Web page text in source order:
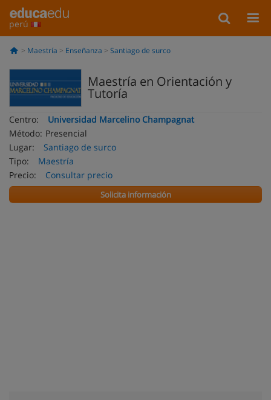
perú
Maestría Enseñanza Santiago de surco
Maestría en Orientación y
Tutoría
Centro:
Universidad Marcelino Champagnat
Método: Presencial
Lugar:
Santiago de surco
Tipo:
Maestría
Precio:
Consultar precio
Solicita información